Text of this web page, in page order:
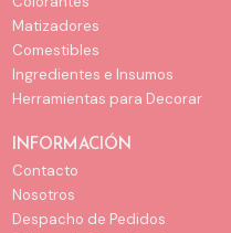
Matizadores
Comestibles
Ingredientes e Insumos
Herramientas para Decorar
INFORMACIÓN
Contacto
Nosotros
Despacho de Pedidos